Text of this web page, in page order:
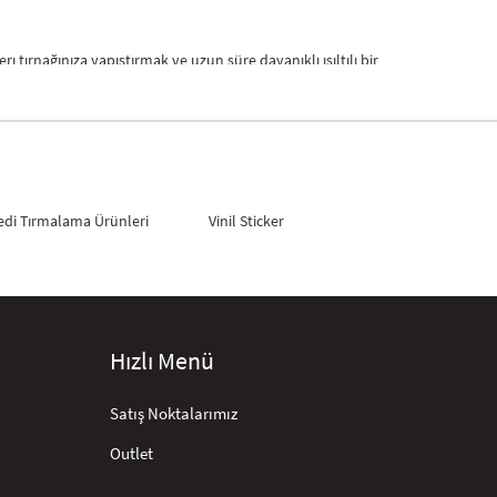
yapıştırmak ve uzun süre dayanıklı ışıltılı bir
desenler oldukça popülerdir. Bu tasarımlar, günlük
Tırmalama Ürünleri Vinil Sticker
Hızlı Menü
Satış Noktalarımız
Outlet